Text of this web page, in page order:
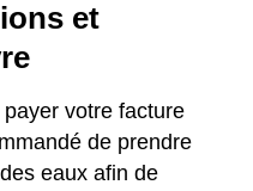
et
votre facture
de prendre
eaux afin de